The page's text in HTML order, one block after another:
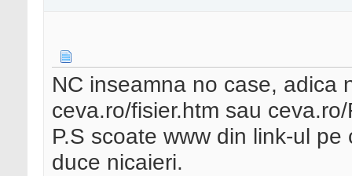
NC inseamna no case, adica
ceva.ro/fisier.htm sau
P.S scoate www din link-ul
duce nicaieri.